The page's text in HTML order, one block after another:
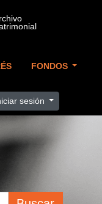
FONDOS
sesión